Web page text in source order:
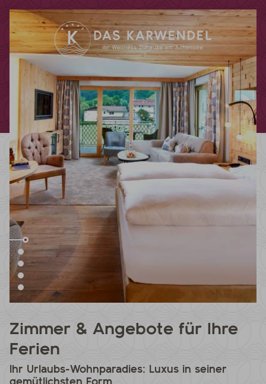
Zimmer & Angebote für Ihre
Ferien
Ihr Urlaubs-Wohnparadies: Luxus in seiner
gemütlichsten Form